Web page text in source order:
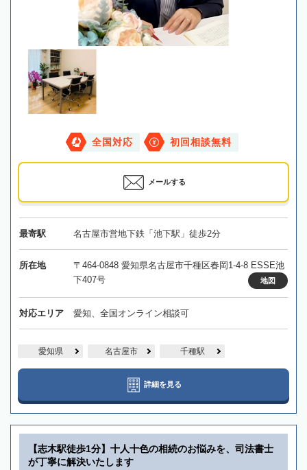
全国対応 初回相談無料
メールする
最寄駅 名古屋市営地下鉄「池下駅」徒歩2分
所在地
〒464-0848 愛知県名古屋市千種区春岡1-4-8 ESSE池
下407号
地図
対応エリア 愛知、全国オンライン相談可
愛知県 名古屋市 千種駅
詳細を見る
【志木駅徒歩1分】十人十色の相続のお悩みを、司法書士
が丁寧に解決いたします